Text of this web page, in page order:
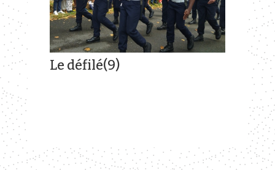
Le défilé(9)